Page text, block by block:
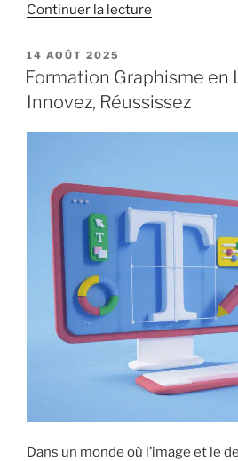
Continuer la lecture
cheveux
Choi
Comment
l’opération
? »
PUBLIÉ
LE
14 AOÛT 2025
Formation Graphisme en
Innovez, Réussissez
Dans un monde où l’image et le